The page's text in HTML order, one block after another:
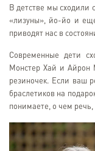
В детстве мы сходили
«лизуны», йо-йо и
приводят нас в
Современные дети
Монстер Хай и Айрон
резиночек. Если ваш
браслетиков на
понимаете, о чем речь,